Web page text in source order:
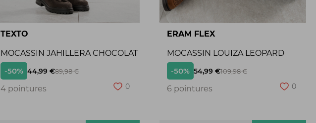
TEXTO
MOCASSIN JAHILLERA CHOCOLAT
-50% 44,99 €89,98 €
4 pointures 0
ERAM FLEX
MOCASSIN LOUIZA LEOPARD
-50% 54,99 €109,98 €
6 pointures 0